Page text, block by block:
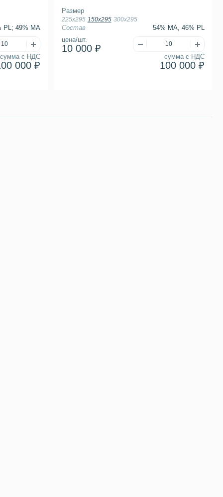
сумма с НДС
000 ₽
PL; 49% MA
цена/шт.
10 000 ₽
сумма с НДС
100 000 ₽
Состав 54% MA, 46% PL
Размер
225х295 150х295 300х295